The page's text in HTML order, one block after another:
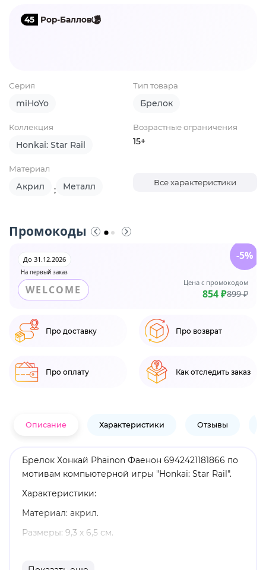
45 Pop-Баллов
Серия
miHoYo
Тип товара
Брелок
Коллекция
Honkai: Star Rail
Возрастные ограничения
15+
Материал
Акрил ; Металл Все характеристики
Промокоды
На первый заказ
До 31.12.2026
WELCOME
Цена с промокодом
854 ₽899 ₽
-5%
Про доставку Про возврат
Про оплату Как отследить заказ
Описание Характеристики Отзывы
Брелок Хонкай Phainon Фаенон 6942421181866 по
мотивам компьютерной игры "Honkai: Star Rail".
Характеристики:
Материал: акрил.
Размеры: 9,3 х 6,5 см.
продукт.